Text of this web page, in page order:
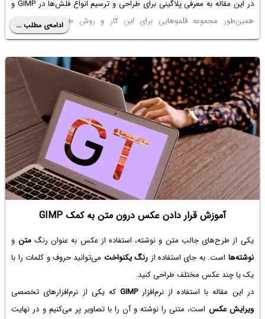
در این مقاله به معرفی پلاگینی برای طراحی و ترسیم انواع فلش‌ها در GIMP و
همین‌طور مجموعه قلموهایی برای این کار و روش طراحی براش قلمو
می‌پردازیم. با سیاره‌ی ‌آی‌تی همراه شوید.
ادامه‌ی مطلب ...
آموزش قرار دادن عکس درون متن به کمک GIMP
یکی از طرح‌های جالب متن و نوشته، استفاده از عکس به عنوان رنگمتن و
نوشته‌ها است. به جای استفاده از رنگ یکنواخت می‌توانید حروف و کلمات را با
یک یا چند عکس مختلف طراحی کنید.
در این مقاله با استفاده از نرم‌افزارGIMP که یکی از نرم‌افزارهای تخصصی
ویرایش عکس است، متنی را نوشته و آن را با تصاویر پر می‌کنیم و در نهایت